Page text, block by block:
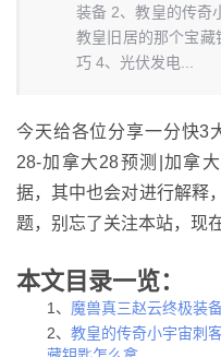
装备 2、教皇的传奇
教皇旧居的那个宝藏
巧 4、光伏发电...
今天给各位分享一分快3
28-加拿大28预测|加拿
据，其中也会对进行解释
题，别忘了关注本站，现
本文目录一览：
1、 魔兽真三赵云终极装
2、 教皇的传奇小宇宙刺